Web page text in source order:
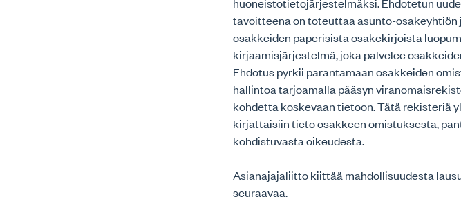
tavoitteena on toteuttaa asunto-
osakkeiden paperisista osakekirjoista
kirjaamisjärjestelmä, joka palvelee
Ehdotus pyrkii parantamaan osakkeiden
hallintoa tarjoamalla pääsyn
kohdetta koskevaan tietoon. Tätä rekisteriä
kirjattaisiin tieto osakkeen omistuksesta,
kohdistuvasta oikeudesta.
Asianajajaliitto kiittää mahdollisuudesta
seuraavaa.